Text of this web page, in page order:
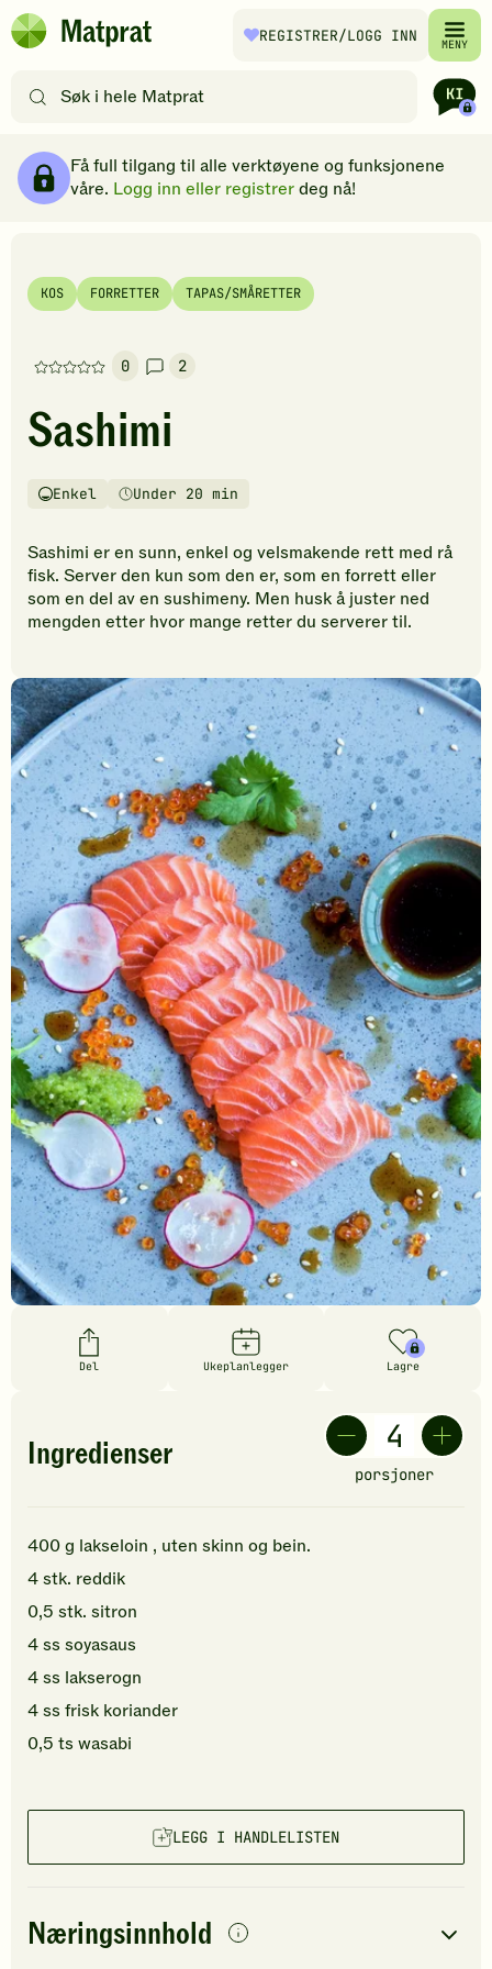
Hopp til hovedinnhold
Matprat
REGISTRER/LOGG INN MENY
etter
filtre
Få full tilgang til alle verktøyene og funksjonene
våre. Logg inn eller registrerdeg nå!
KOS FORRETTER TAPAS/SMÅRETTER
0
Denne
har
foreløpig
vurderinger.
den
første
til
å
oppskriften.
2
Sashimi
Vanskelighetsgrad
Enkel
TilberedningstidUnder 20 min
Sashimi er en sunn, enkel og velsmakende rett med rå
fisk. Server den kun som den er, som en forrett eller
som en del av en sushimeny. Men husk å juster ned
mengden etter hvor mange retter du serverer til.
Del Ukeplanlegger Lagre
Ingredienser
porsjoner
400g lakseloin , uten skinn og bein.
4stk. reddik
0,5 stk. sitron
4ss soyasaus
4ss lakserogn
4ss frisk koriander
0,5 ts wasabi
LEGG I HANDLELISTEN
Næringsinnhold